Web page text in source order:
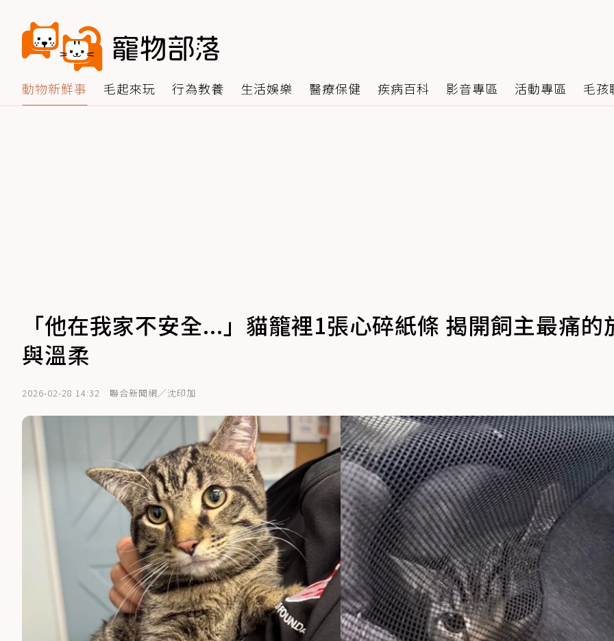
動物新鮮事 毛起來玩 行為教養 生活娛樂 醫療保健 疾病百科 影音專區 活動專區 毛孩
「他在我家不安全...」貓籠裡1張心碎紙條 揭開飼主最痛的
與溫柔
2026-02-28 14:32 聯合新聞網／沈印加